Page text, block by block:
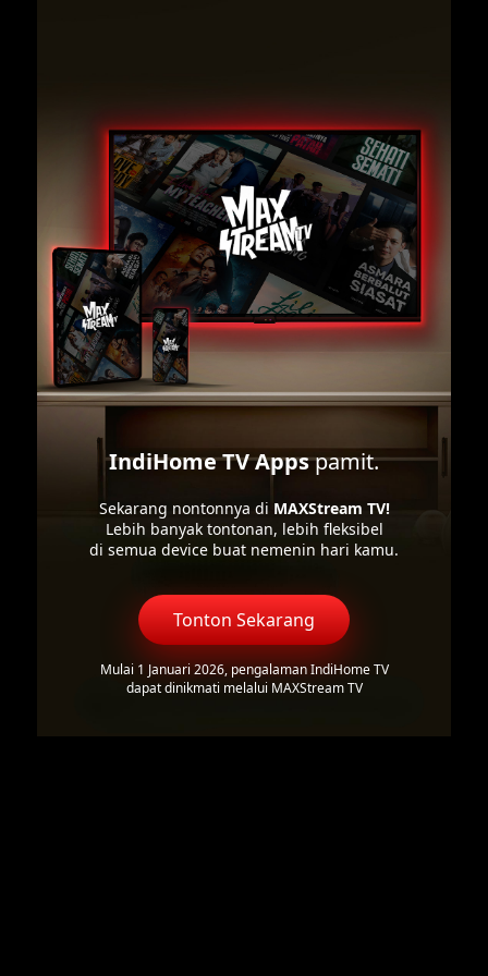
IndiHome TV Appspamit.
Sekarang nontonnya di MAXStream TV!
Lebih banyak tontonan, lebih fleksibel
di semua device buat nemenin hari kamu.
Tonton Sekarang
Mulai 1 Januari 2026, pengalaman IndiHome TV
dapat dinikmati melalui MAXStream TV